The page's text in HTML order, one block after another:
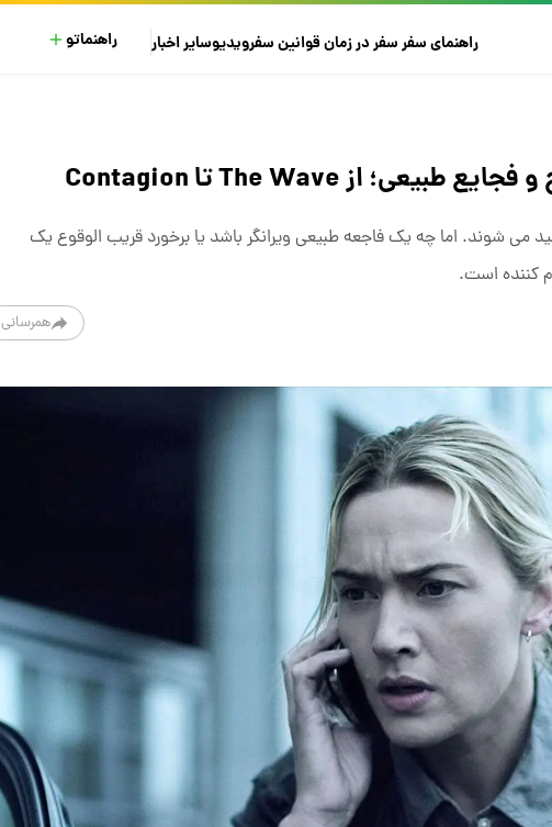
راهنمای سفرسفر در زمانقوانین سفرویدیوسایراخبار راهنماتو
می شوند. اما چه یک فاجعه طبیعی ویرانگر باشد یا برخورد قریب الوقوع یک
کننده است.
همرسانی